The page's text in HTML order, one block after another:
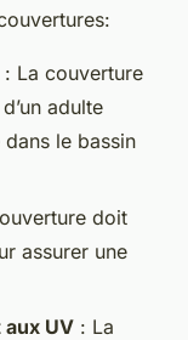
: La couverture
adulte
le bassin
doit
assurer une
UV : La